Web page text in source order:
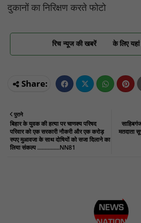
दुकानों का निरिक्षण करते फोटो
रिच न्यूज की खबरें के लिए
मतदाता
पुराने
बिहार के युवक की हत्या पर चाणक्य परिषद
परिवार को एक सरकारी नौकरी और एक करोड़
रुपए मुआवजा के साथ दोषियों को सजा दिलाने का
लिया संकल्प ...............NN81